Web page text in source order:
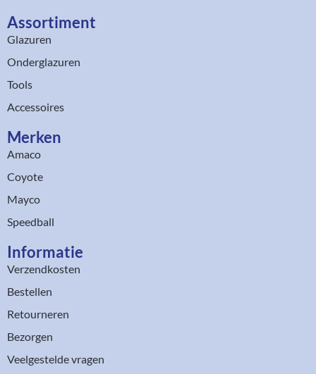
Assortiment​
Glazuren
Onderglazuren
Tools
Accessoires
Merken
Amaco
Coyote
Mayco
Speedball
Informatie
Verzendkosten
Bestellen
Retourneren
Bezorgen
Veelgestelde vragen